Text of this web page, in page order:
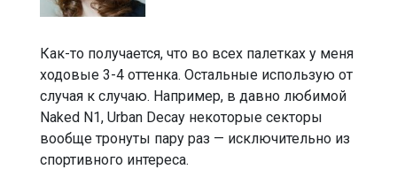
Как-то получается, что во всех палетках у меня
ходовые 3-4 оттенка. Остальные использую от
случая к случаю. Например, в давно любимой
Naked N1, Urban Decay некоторые секторы
вообще тронуты пару раз — исключительно из
спортивного интереса.